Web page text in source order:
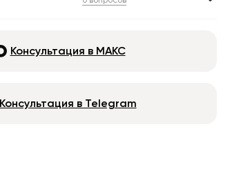
Консультация в МАКС
Консультация в Telegram